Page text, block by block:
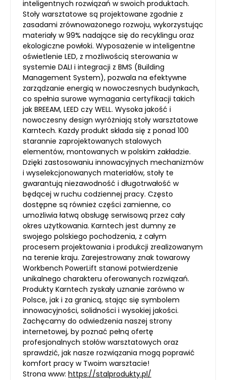
inteligentnych rozwiązań w swoich produktach.
Stoły warsztatowe są projektowane zgodnie z
zasadami zrównoważonego rozwoju, wykorzystując
materiały w 99% nadające się do recyklingu oraz
ekologiczne powłoki. Wyposażenie w inteligentne
oświetlenie LED, z możliwością sterowania w
systemie DALI i integracji z BMS (Building
Management System), pozwala na efektywne
zarządzanie energią w nowoczesnych budynkach,
co spełnia surowe wymagania certyfikacji takich
jak BREEAM, LEED czy WELL. Wysoka jakość i
nowoczesny design wyróżniają stoły warsztatowe
Karntech. Każdy produkt składa się z ponad 100
starannie zaprojektowanych stalowych
elementów, montowanych w polskim zakładzie.
Dzięki zastosowaniu innowacyjnych mechanizmów
i wyselekcjonowanych materiałów, stoły te
gwarantują niezawodność i długotrwałość w
będącej w ruchu codziennej pracy. Często
dostępne są również części zamienne, co
umożliwia łatwą obsługę serwisową przez cały
okres użytkowania. Karntech jest dumny ze
swojego polskiego pochodzenia, z całym
procesem projektowania i produkcji zrealizowanym
na terenie kraju. Zarejestrowany znak towarowy
Workbench PowerLift stanowi potwierdzenie
unikalnego charakteru oferowanych rozwiązań.
Produkty Karntech zyskały uznanie zarówno w
Polsce, jak i za granicą, stając się symbolem
innowacyjności, solidności i wysokiej jakości.
Zachęcamy do odwiedzenia naszej strony
internetowej, by poznać pełną ofertę
profesjonalnych stołów warsztatowych oraz
sprawdzić, jak nasze rozwiązania mogą poprawić
komfort pracy w Twoim warsztacie!
Strona www: https://stalprodukty.pl/